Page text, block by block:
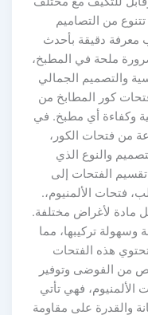
التصاميم
دقيقة بأحدث
في المطبخ،
الجمالي
المطابخ من
أي مطبخ. في
الكور،
الذي
إلى
الألمنيوم،.
مختلفة.
تركيبها، مما
الفتحات
وتوفير
فهي تأتي
على مقاومة